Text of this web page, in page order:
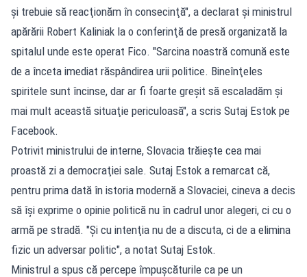
şi trebuie să reacţionăm în consecinţă", a declarat şi ministrul
apărării Robert Kaliniak la o conferinţă de presă organizată la
spitalul unde este operat Fico. "Sarcina noastră comună este
de a înceta imediat răspândirea urii politice. Bineînţeles
spiritele sunt încinse, dar ar fi foarte greşit să escaladăm şi
mai mult această situaţie periculoasă", a scris Sutaj Estok pe
Facebook.
Potrivit ministrului de interne, Slovacia trăieşte cea mai
proastă zi a democraţiei sale. Sutaj Estok a remarcat că,
pentru prima dată în istoria modernă a Slovaciei, cineva a decis
să îşi exprime o opinie politică nu în cadrul unor alegeri, ci cu o
armă pe stradă. "Şi cu intenţia nu de a discuta, ci de a elimina
fizic un adversar politic", a notat Sutaj Estok.
Ministrul a spus că percepe împuşcăturile ca pe un